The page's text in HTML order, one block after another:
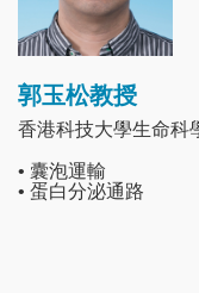
郭玉松教授
香港科技大學生命科
• 囊泡運輸
• 蛋白分泌通路